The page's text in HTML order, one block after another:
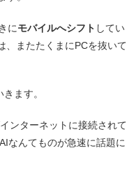
にモバイルへシフト してい
、またたくまにPCを抜いて
ます。
ンターネットに接続されて
なんてものが急速に話題に